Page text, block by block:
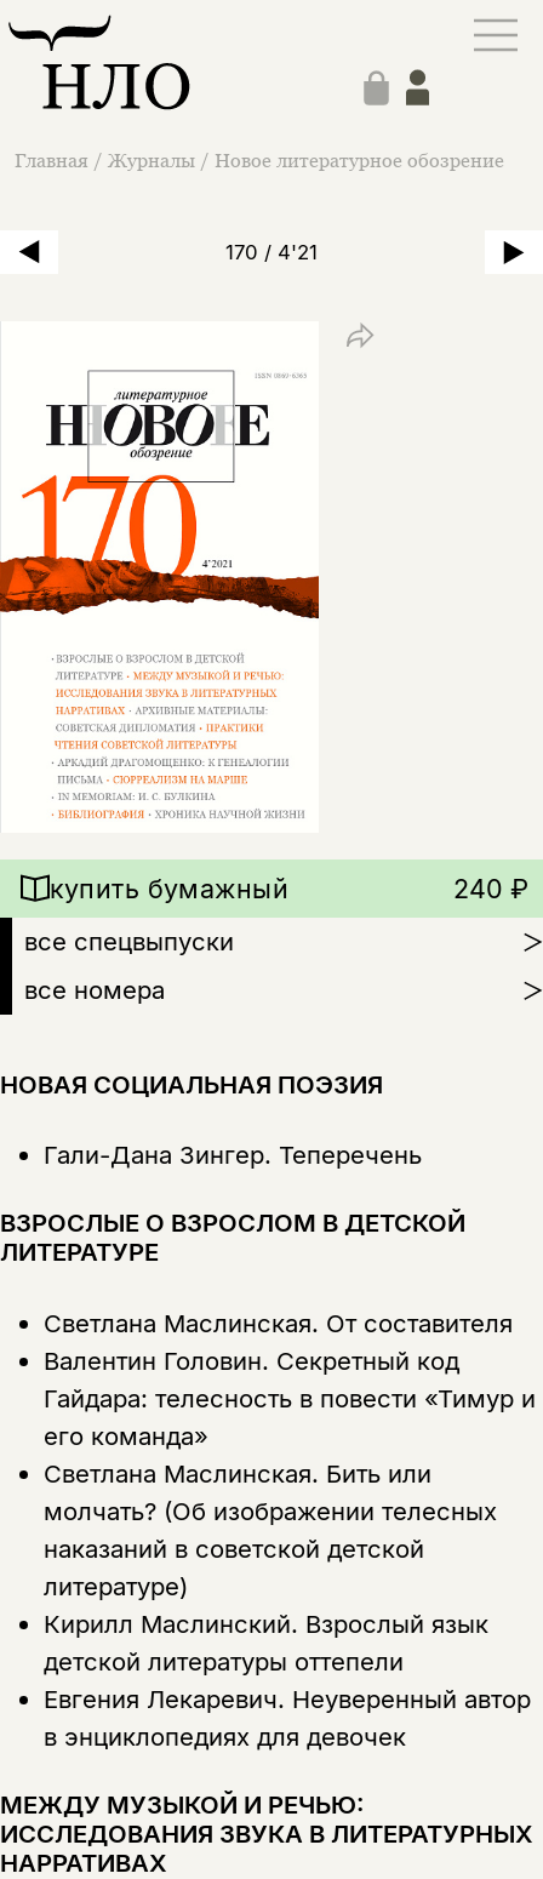
Главная / Журналы / Новое литературное обозрение
170 / 4'21
все спецвыпуски
все номера
купить бумажный 240 ₽
НОВАЯ СОЦИАЛЬНАЯ ПОЭЗИЯ
Гали-Дана Зингер. Теперечень
ВЗРОСЛЫЕ О ВЗРОСЛОМ В ДЕТСКОЙ
ЛИТЕРАТУРЕ
Светлана Маслинская. От составителя
Валентин Головин. Секретный код
Гайдара: телесность в повести «Тимур и
его команда»
Светлана Маслинская. Бить или
молчать? (Об изображении телесных
наказаний в советской детской
литературе)
Кирилл Маслинский. Взрослый язык
детской литературы оттепели
Евгения Лекаревич. Неуверенный автор
в энциклопедиях для девочек
МЕЖДУ МУЗЫКОЙ И РЕЧЬЮ:
ИССЛЕДОВАНИЯ ЗВУКА В ЛИТЕРАТУРНЫХ
НАРРАТИВАХ